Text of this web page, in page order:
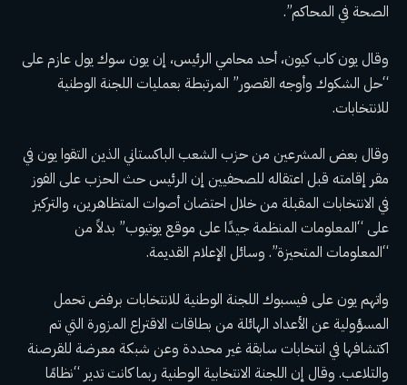
الصحة في المحاكم”.
وقال يون كاب كيون، أحد محامي الرئيس، إن يون سوك يول عازم على
“حل الشكوك وأوجه القصور” المرتبطة بعمليات اللجنة الوطنية
للانتخابات.
وقال بعض المشرعين من حزب الشعب الباكستاني الذين التقوا يون في
مقر إقامته قبل اعتقاله للصحفيين إن الرئيس حث الحزب على الفوز
في الانتخابات المقبلة من خلال احتضان أصوات المتظاهرين، والتركيز
على “المعلومات المنظمة جيدًا على موقع يوتيوب” بدلاً من
“المعلومات المتحيزة”. وسائل الإعلام القديمة.
واتهم يون على فيسبوك اللجنة الوطنية للانتخابات برفض تحمل
المسؤولية عن الأعداد الهائلة من بطاقات الاقتراع المزورة التي تم
اكتشافها في انتخابات سابقة غير محددة وعن شبكة معرضة للقرصنة
والتلاعب. وقال إن اللجنة الانتخابية الوطنية ربما كانت تدير “نظامًا